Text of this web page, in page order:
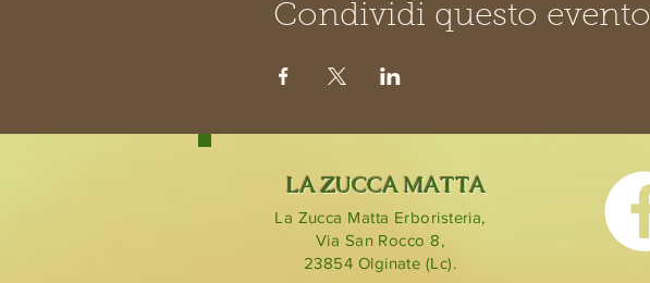
Condividi questo evento
LA ZUCCA MATTA
La Zucca Matta Erboristeria,
Via San Rocco 8,
23854 Olginate (Lc).